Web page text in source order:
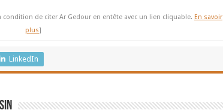
condition de citer Ar Gedour en entête avec un lien cliquable. En savoir
plus]
LinkedIn